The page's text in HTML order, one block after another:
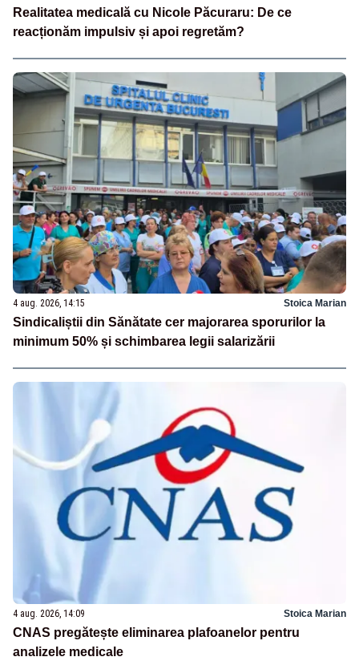
Realitatea medicală cu Nicole Păcuraru: De ce
reacționăm impulsiv și apoi regretăm?
4 aug. 2026, 14:15 Stoica Marian
Sindicaliștii din Sănătate cer majorarea sporurilor la
minimum 50% și schimbarea legii salarizării
4 aug. 2026, 14:09 Stoica Marian
CNAS pregătește eliminarea plafoanelor pentru
analizele medicale